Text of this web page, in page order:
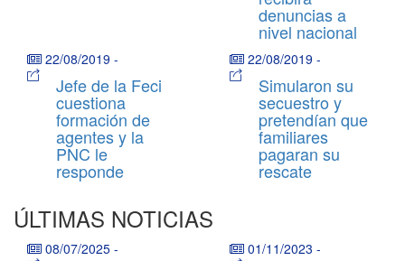
denuncias a
nivel nacional
22/08/2019 -
Jefe de la Feci
cuestiona
formación de
agentes y la
PNC le
responde
22/08/2019 -
Simularon su
secuestro y
pretendían que
familiares
pagaran su
rescate
ÚLTIMAS NOTICIAS
08/07/2025 - 01/11/2023 -